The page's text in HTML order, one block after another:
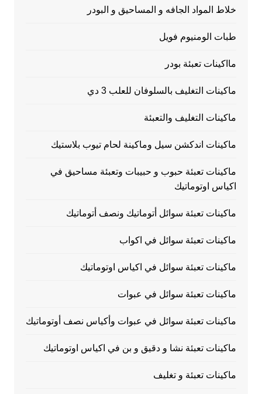
خلاط المواد الجافه و المساحيق و البودر
طبات الومنيوم فويل
مااكينات تعبئة بودر
ماكينات التغليف بالسلوفان للعلب 3 دي
ماكينات التغليف والتعبئة
ماكينات اندكشن سيل وماكينة لحام تيوب بلاستيك
ماكينات تعبئة حبوب و حبيبات وتعبئة مساحيق في
اكياس اوتوماتيك
ماكينات تعبئة سوائل أتوماتيك ونصف أتوماتيك
ماكينات تعبئة سوائل في اكواب
ماكينات تعبئة سوائل في اكياس اوتوماتيك
ماكينات تعبئة سوائل في عبوات
ماكينات تعبئة سوائل في عبوات وأكياس نصف أوتوماتيك
ماكينات تعبئة نشا و دقيق و بن في اكياس اوتوماتيك
ماكينات تعبئة و تغليف